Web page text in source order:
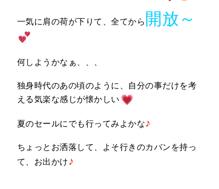
一気に肩の荷が下りて、全てから 開放～
何しようかなぁ、、、
独身時代のあの頃のように、自分の事だけを考
える気楽な感じが懐かしい
夏のセールにでも行ってみよかな♪
ちょっとお洒落して、よそ行きのカバンを持っ
て、お出かけ ♪